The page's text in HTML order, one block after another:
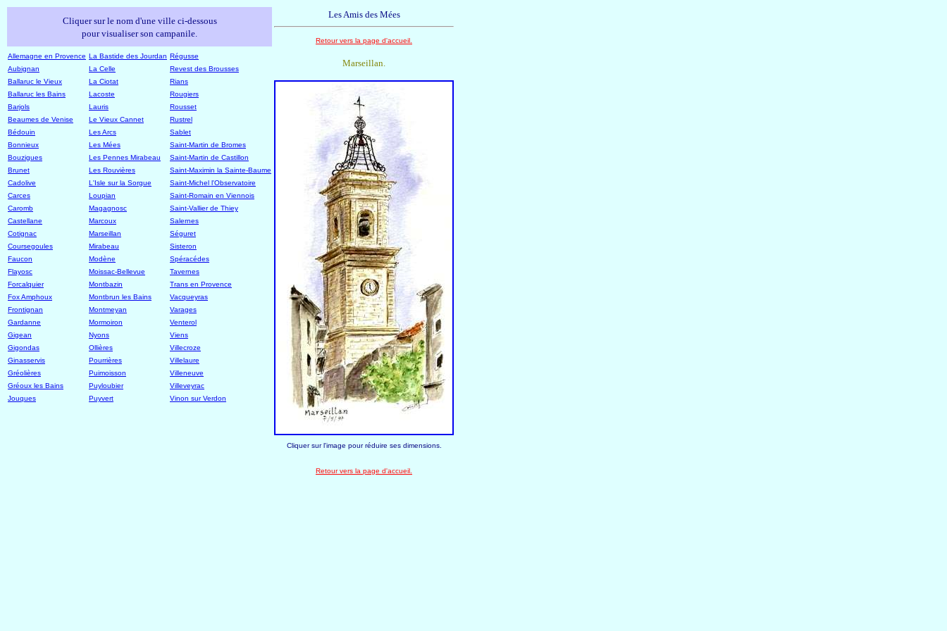
Cliquer sur le nom d'une ville ci-dessous
pour visualiser son campanile.
Les Amis des Mées
Retour vers la page d'accueil.
Allemagne en Provence
Aubignan
Ballaruc le Vieux
Ballaruc les Bains
Barjols
Beaumes de Venise
Bédouin
Bonnieux
Bouzigues
Brunet
Cadolive
Carces
Caromb
Castellane
Cotignac
Coursegoules
Faucon
Flayosc
Forcalquier
Fox Amphoux
Frontignan
Gardanne
Gigean
Gigondas
Ginasservis
Gréolières
Gréoux les Bains
Jouques
La Bastide des Jourdan
La Celle
La Ciotat
Lacoste
Lauris
Le Vieux Cannet
Les Arcs
Les Mées
Les Pennes Mirabeau
Les Rouvières
L'Isle sur la Sorgue
Loupian
Magagnosc
Marcoux
Marseillan
Mirabeau
Modène
Moissac-Bellevue
Montbazin
Montbrun les Bains
Montmeyan
Mormoiron
Nyons
Ollières
Pourrières
Puimoisson
Puyloubier
Puyvert
Régusse
Revest des Brousses
Rians
Rougiers
Rousset
Rustrel
Sablet
Saint-Martin de Bromes
Saint-Martin de Castillon
Saint-Maximin la Sainte-Baume
Saint-Michel l'Observatoire
Saint-Romain en Viennois
Saint-Vallier de Thiey
Salernes
Séguret
Sisteron
Spéracédes
Tavernes
Trans en Provence
Vacqueyras
Varages
Venterol
Viens
Villecroze
Villelaure
Villeneuve
Villeveyrac
Vinon sur Verdon
Marseillan.
Cliquer sur l'image pour réduire ses dimensions.
Retour vers la page d'accueil.